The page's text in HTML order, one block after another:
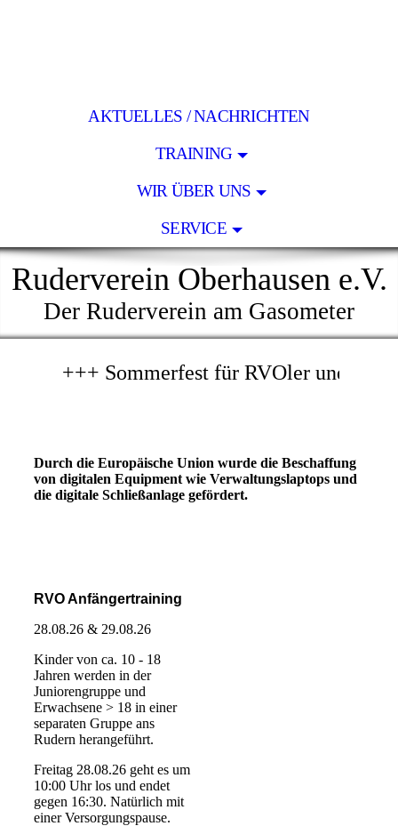
AKTUELLES / NACHRICHTEN
TRAINING
WIR ÜBER UNS
SERVICE
Ruderverein Oberhausen e.V.
Der Ruderverein am Gasometer
Durch die Europäische Union wurde die Beschaffung
von digitalen Equipment wie Verwaltungslaptops und
die digitale Schließanlage gefördert.
RVO Anfängertraining
28.08.26 & 29.08.26
Kinder von ca. 10 - 18
Jahren werden in der
Juniorengruppe und
Erwachsene > 18 in einer
separaten Gruppe ans
Rudern herangeführt.
Freitag 28.08.26 geht es um
10:00 Uhr los und endet
gegen 16:30. Natürlich mit
einer Versorgungspause.